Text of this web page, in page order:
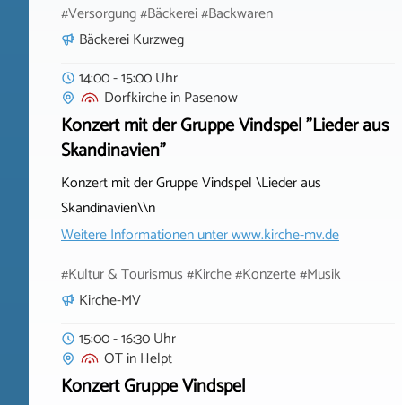
#Versorgung #Bäckerei #Backwaren
Bäckerei Kurzweg
14:00 - 15:00 Uhr
DorfkircheinPasenow
Konzert mit der Gruppe Vindspel "Lieder aus
Skandinavien"
Konzert mit der Gruppe Vindspel \Lieder aus
Skandinavien\\n
Weitere Informationen unterwww.kirche-mv.de
#Kultur & Tourismus #Kirche #Konzerte #Musik
Kirche-MV
15:00 - 16:30 Uhr
OTinHelpt
Konzert Gruppe Vindspel